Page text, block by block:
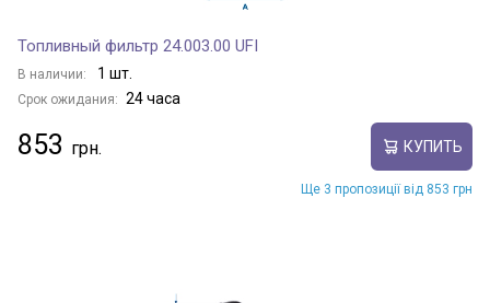
Топливный фильтр 24.003.00 UFI
В наличии: 1 шт.
Срок ожидания: 24 часа
853 КУПИТЬ
Ще 3 пропозиції від 853 грн